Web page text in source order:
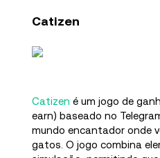
Catizen
Catizen é um jogo de
earn) baseado no
mundo encantador onde
gatos. O jogo combina